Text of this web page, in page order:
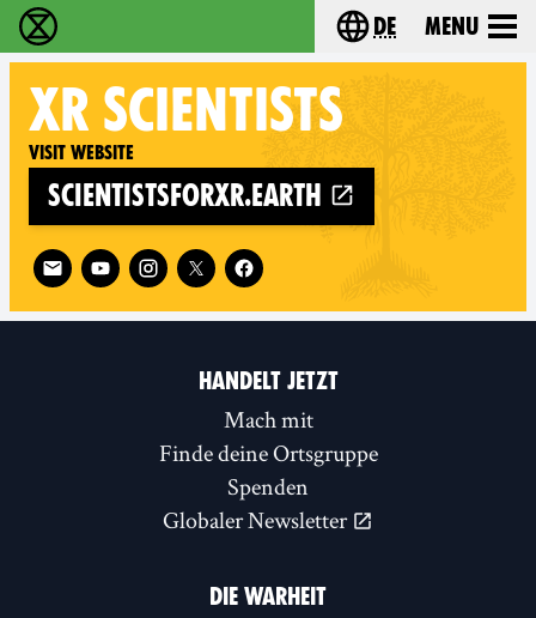
extinction rebellion - Home Choose your
de Menu
XR SCIENTISTS
Visit website
scientistsforxr.earth
Follow XR Scientists on
HANDELT JETZT
Mach mit
Finde deine Ortsgruppe
Spenden
Globaler Newsletter
DIE WARHEIT